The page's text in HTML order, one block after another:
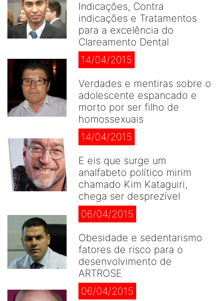
Indicações, Contra
indicações e Tratamentos
para a excelência do
Clareamento Dental
14/04/2015
Verdades e mentiras sobre o
adolescente espancado e
morto por ser filho de
homossexuais
14/04/2015
E eis que surge um
analfabeto político mirim
chamado Kim Kataguiri,
chega ser desprezível
06/04/2015
Obesidade e sedentarismo
fatores de risco para o
desenvolvimento de
ARTROSE
06/04/2015